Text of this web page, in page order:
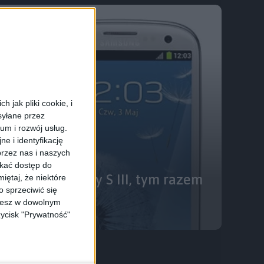
jak pliki cookie, i
przez
i rozwój usług.
i identyfikację
nas i naszych
dostęp do
że niektóre
sprzeciwić się
w dowolnym
"Prywatność"
dla Galaxy S III, tym razem